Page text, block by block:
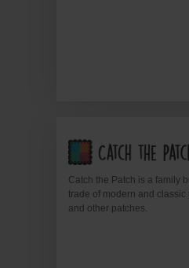
Catch the Patch is a family
trade of modern and
and other patches.